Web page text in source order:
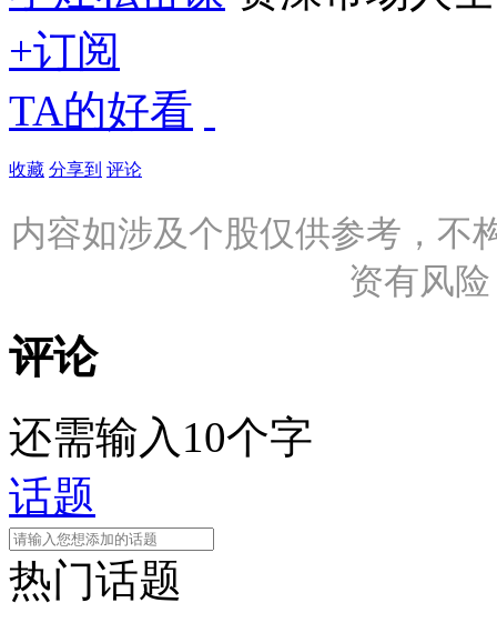
+订阅
TA的好看
收藏 分享到 评论
内容如涉及个股仅供参考，不
资有风
评论
还需输入10个字
话题
热门话题